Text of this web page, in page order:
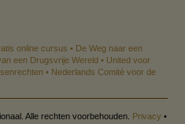
online cursus
De Weg naar een
een Drugsvrije Wereld
United voor
Nederlands Comité voor de
Alle rechten voorbehouden. Privacy •